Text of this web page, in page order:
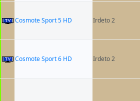
Cosmote Sport 5 HD Irdeto 2
Cosmote Sport 6 HD Irdeto 2